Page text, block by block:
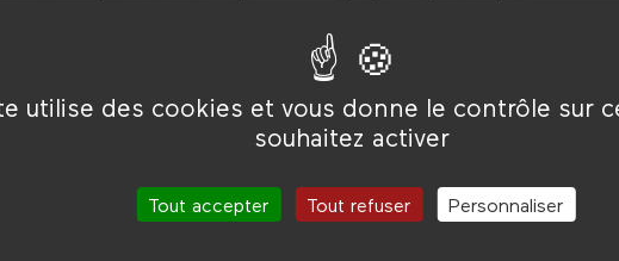
utilise des cookies et vous donne le contrôle sur
souhaitez activer
Tout accepter Tout refuser Personnaliser